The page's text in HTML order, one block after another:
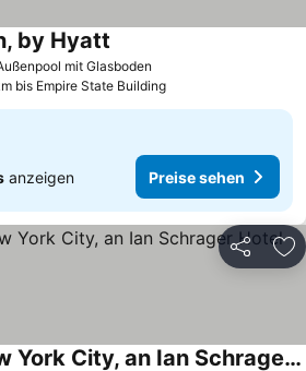
mit Glasboden
by Hyatt
bis Empire State Building
anzeigen Preise sehen
Teilen
PUBLIC Hotel New York City, an Ian Schrager Hotel